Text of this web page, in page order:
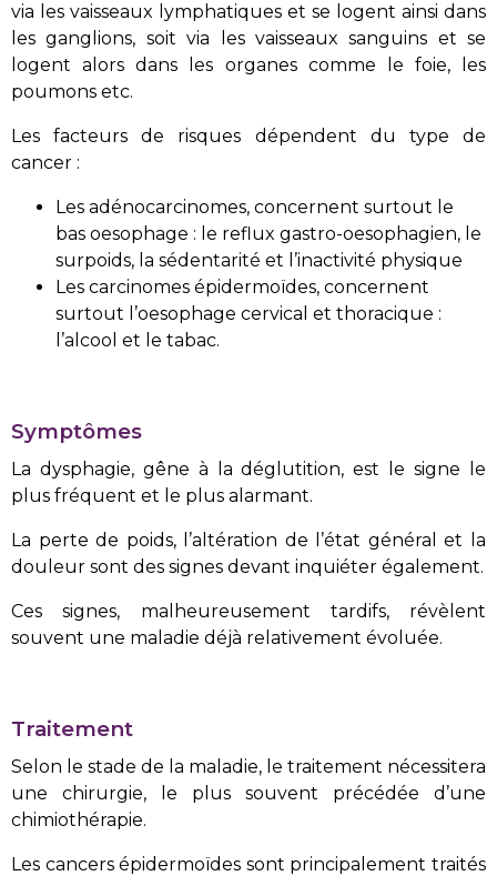
via les vaisseaux lymphatiques et se logent ainsi dans
les ganglions, soit via les vaisseaux sanguins et se
logent alors dans les organes comme le foie, les
poumons etc.
Les facteurs de risques dépendent du type de
cancer :
Les adénocarcinomes, concernent surtout le
bas oesophage : le reflux gastro-oesophagien, le
surpoids, la sédentarité et l’inactivité physique
Les carcinomes épidermoïdes, concernent
surtout l’oesophage cervical et thoracique :
l’alcool et le tabac.
Symptômes
La dysphagie, gêne à la déglutition, est le signe le
plus fréquent et le plus alarmant.
La perte de poids, l’altération de l’état général et la
douleur sont des signes devant inquiéter également.
Ces signes, malheureusement tardifs, révèlent
souvent une maladie déjà relativement évoluée.
Traitement
Selon le stade de la maladie, le traitement nécessitera
une chirurgie, le plus souvent précédée d’une
chimiothérapie.
Les cancers épidermoïdes sont principalement traités